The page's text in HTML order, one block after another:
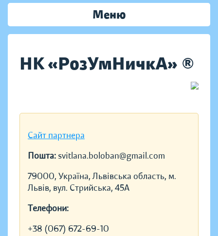
Меню
НК «РозУмНичкА» ®
Сайт партнера
Пошта: svitlana.boloban@gmail.com
79000, Україна, Львівська область, м.
Львів, вул. Стрийська, 45А
Телефони:
+38 (067) 672-69-10